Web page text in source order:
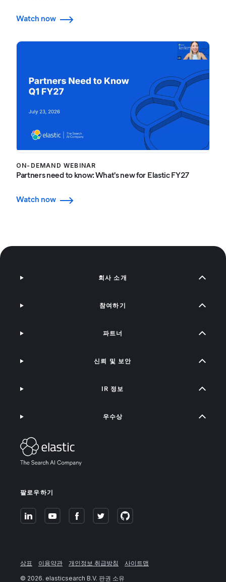
Watch now
ON-DEMAND WEBINAR
Partners need to know: What's new for Elastic FY27
Watch now
팔로우하기
회사 소개
참여하기
파트너
신뢰 및 보안
IR 정보
우수상
상표 이용약관 개인정보 취급방침
사이트맵
© 2026. elasticsearch B.V. 판권 소유